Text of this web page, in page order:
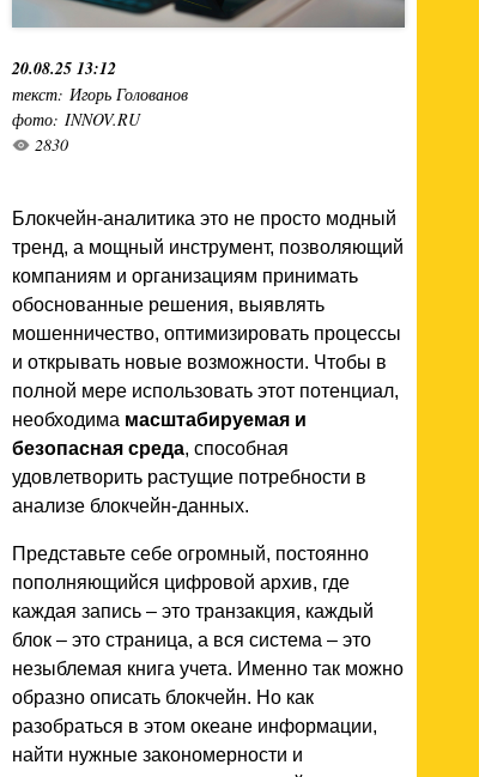
20.08.25 13:12
текст: Игорь Голованов
фото: INNOV.RU
2830
Блокчейн-аналитика это не просто модный
тренд, а мощный инструмент, позволяющий
компаниям и организациям принимать
обоснованные решения, выявлять
мошенничество, оптимизировать процессы
и открывать новые возможности. Чтобы в
полной мере использовать этот потенциал,
необходима масштабируемая и
безопасная среда, способная
удовлетворить растущие потребности в
анализе блокчейн-данных.
Представьте себе огромный, постоянно
пополняющийся цифровой архив, где
каждая запись – это транзакция, каждый
блок – это страница, а вся система – это
незыблемая книга учета. Именно так можно
образно описать блокчейн. Но как
разобраться в этом океане информации,
найти нужные закономерности и